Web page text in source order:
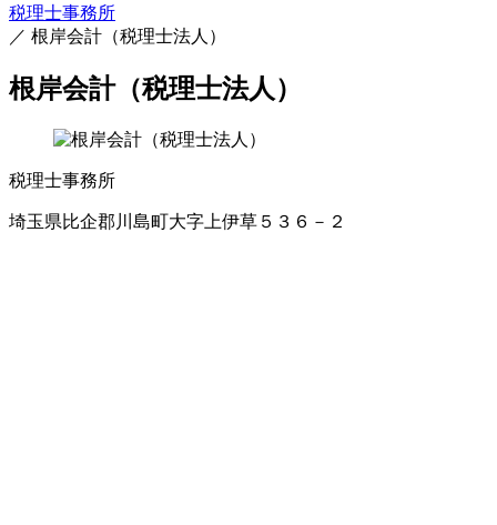
税理士事務所
／ 根岸会計（税理士法人）
根岸会計（税理士法人）
税理士事務所
埼玉県比企郡川島町大字上伊草５３６－２